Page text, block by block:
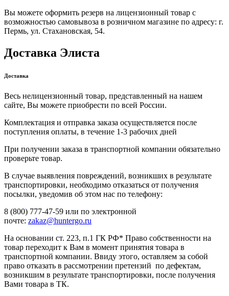
Вы можете оформить резерв на лицензионный товар с
возможностью самовывоза в розничном магазине по адресу: г.
Пермь, ул. Стахановская, 54.
Доставка Элиста
Доставка
Весь нелицензионный товар, представленный на нашем
сайте, Вы можете приобрести по всей России.
Комплектация и отправка заказа осуществляется после
поступления оплаты, в течение 1-3 рабочих дней
При получении заказа в транспортной компании обязательно
проверьте товар.
В случае выявления повреждений, возникших в результате
транспортировки, необходимо отказаться от получения
посылки, уведомив об этом нас по телефону:
8 (800) 777-47-59 или по электронной
почте: zakaz@huntergo.ru
На основании ст. 223, п.1 ГК РФ* Право собственности на
товар переходит к Вам в момент принятия товара в
транспортной компании. Ввиду этого, оставляем за собой
право отказать в рассмотрении претензий по дефектам,
возникшим в результате транспортировки, после получения
Вами товара в ТК.